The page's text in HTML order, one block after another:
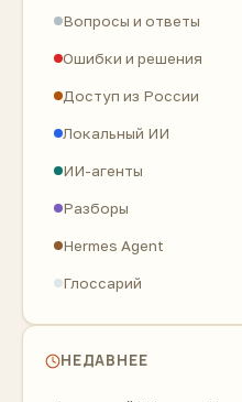
Вопросы и ответы
Ошибки и решения
Доступ из России
Локальный ИИ
ИИ-агенты
Разборы
Hermes Agent
Глоссарий
НЕДАВНЕЕ